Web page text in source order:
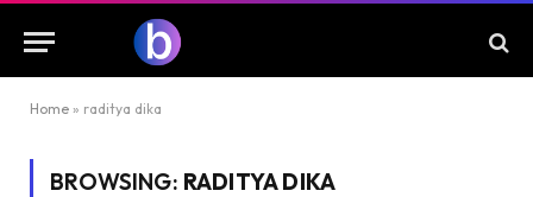
Home » raditya dika
BROWSING: RADITYA DIKA